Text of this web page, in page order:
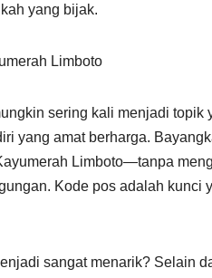
yang bijak.
Limboto
sering kali menjadi
yang amat berharga.
Limboto—tanpa
Kode pos adalah
sangat menarik? Selain